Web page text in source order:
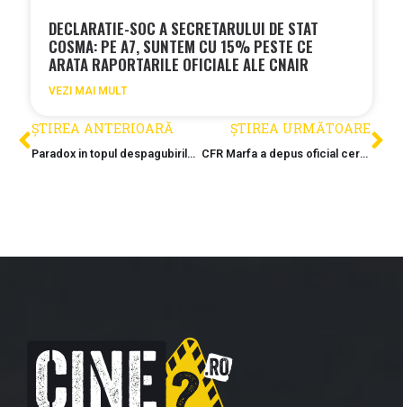
DECLARATIE-SOC A SECRETARULUI DE STAT
COSMA: PE A7, SUNTEM CU 15% PESTE CE
ARATA RAPORTARILE OFICIALE ALE CNAIR
VEZI MAI MULT
ȘTIREA ANTERIOARĂ
Paradox in topul despagubirilor de pe DX Focsani – Braila: O institutie publica primeste cele mai mari sume de la Guvern
ȘTIREA URMĂTOARE
CFR Marfa a depus oficial cererea de intrare in faliment: Va fi Carpatica Feroviar o noua masina de tocat banii publici?